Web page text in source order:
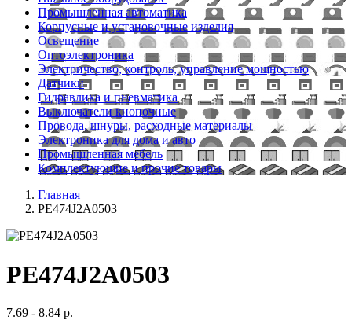
Промышленная автоматика
Корпусные и установочные изделия
Освещение
Оптоэлектроника
Электричество, контроль, управление мощностью
Датчики
Гидравлика и пневматика
Выключатели кнопочные
Провода, шнуры, расходные материалы
Электроника для дома и авто
Промышленная мебель
Комплектующие и прочие товары
Главная
PE474J2A0503
PE474J2A0503
7.69 - 8.84 р.